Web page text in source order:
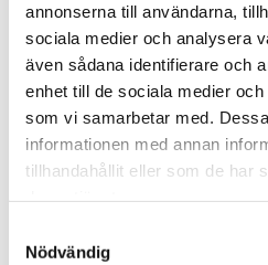
annonserna till användarna,
sociala medier och analysera
även sådana identifierare och
enhet till de sociala medier
som vi samarbetar med.
informationen med annan
tillhandahållit eller som de har
Nödvändig
Barn
Mössa –
(100%)
649 kr inkl. moms Välj alternativ
Mössa
Mössa i silkeull –